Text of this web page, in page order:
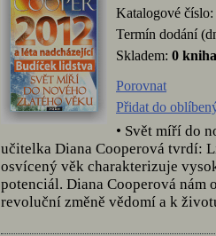
Katalogové číslo:
Termín dodání
Skladem: 0 kniha
Porovnat
Přidat do
• Svět míří do
učitelka Diana Cooperová tvrdí:
osvícený věk charakterizuje
potenciál. Diana Cooperová nám
revoluční změně vědomí a k